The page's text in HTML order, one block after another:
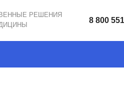
РЕШЕНИЯ
8 800